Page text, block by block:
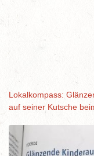
Lokalkompass:
auf seiner Kutsche